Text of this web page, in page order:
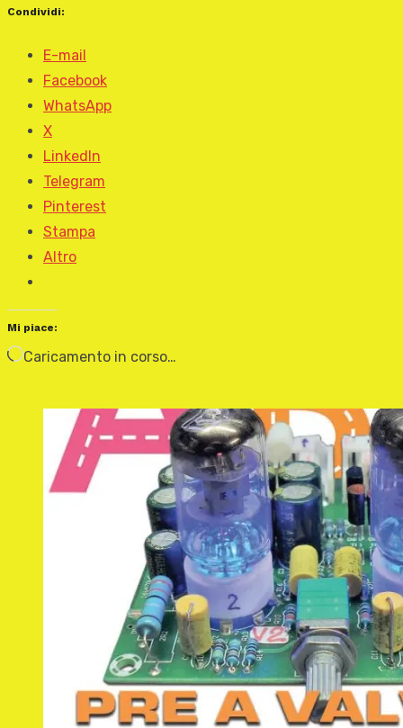
Condividi:
E-mail
Facebook
WhatsApp
X
LinkedIn
Telegram
Pinterest
Stampa
Altro
Mi piace:
Caricamento in corso…